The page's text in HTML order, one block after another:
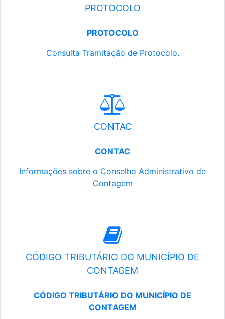
PROTOCOLO
PROTOCOLO
Consulta Tramitação de Protocolo.
CONTAC
CONTAC
Informações sobre o Conselho Administrativo de
Contagem
CÓDIGO TRIBUTÁRIO DO MUNICÍPIO DE
CONTAGEM
CÓDIGO TRIBUTÁRIO DO MUNICÍPIO DE
CONTAGEM